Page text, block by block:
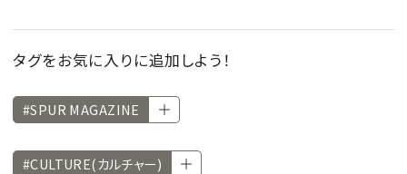
タグをお気に入りに追加しよう！
#SPUR MAGAZINE
#CULTURE(カルチャー)